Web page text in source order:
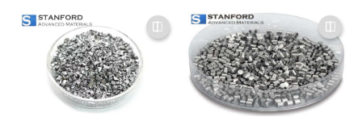
pó (CAS No. 12012-
35-0)
1000μm (número
CAS 12012-35-0)